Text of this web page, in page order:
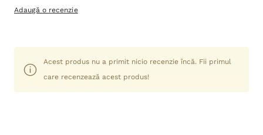
Adaugă o recenzie
Acest produs nu a primit nicio recenzie încă. Fii primul
care recenzează acest produs!